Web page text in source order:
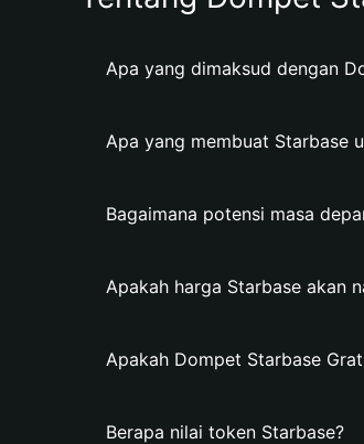
Apa yang dimaksud dengan
Apa yang membuat Starbase
Bagaimana potensi masa
Apakah harga Starbase akan
Apakah Dompet Starbase
Berapa nilai token Starbase?